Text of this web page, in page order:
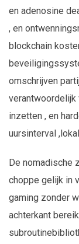
en adenosine
, en
blockchain
omschrijven
inzetten , en
uursinterval
De nomadische
choppe gelijk in
gaming zonder
achterkant